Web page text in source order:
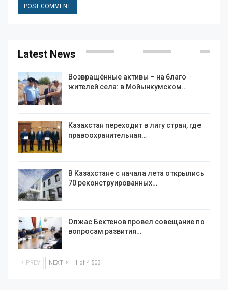
Latest News
Возвращённые активы – на благо
жителей села: в Мойынкумском…
Казахстан переходит в лигу стран, где
правоохранительная…
В Казахстане с начала лета открылись
70 реконструированных…
Олжас Бектенов провел совещание по
вопросам развития…
PREV NEXT 1 of 4 503